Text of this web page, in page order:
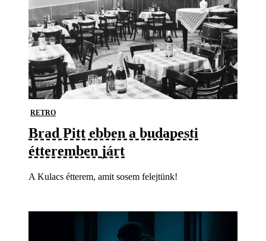
RETRO
Brad Pitt ebben a budapesti
étteremben járt
A Kulacs étterem, amit sosem felejtünk!